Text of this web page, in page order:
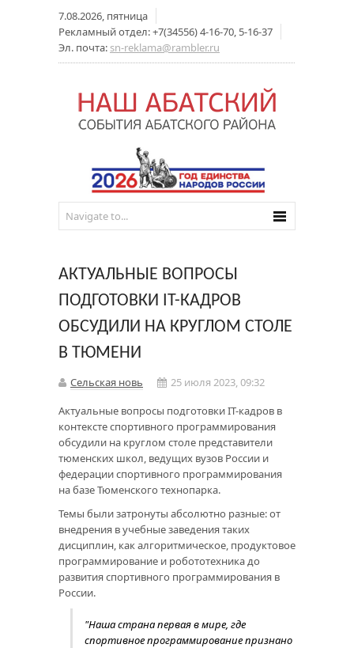
7.08.2026, пятница
Рекламный отдел: +7(34556) 4-16-70, 5-16-37
Эл. почта: sn-reklama@rambler.ru
АКТУАЛЬНЫЕ ВОПРОСЫ
ПОДГОТОВКИ IT-КАДРОВ
ОБСУДИЛИ НА КРУГЛОМ СТОЛЕ
В ТЮМЕНИ
Сельская новь
25 июля 2023, 09:32
Актуальные вопросы подготовки IT-кадров в
контексте спортивного программирования
обсудили на круглом столе представители
тюменских школ, ведущих вузов России и
федерации спортивного программирования
на базе Тюменского технопарка.
Темы были затронуты абсолютно разные: от
внедрения в учебные заведения таких
дисциплин, как алгоритмическое, продуктовое
программирование и робототехника до
развития спортивного программирования в
России.
"Наша страна первая в мире, где
спортивное программирование признано